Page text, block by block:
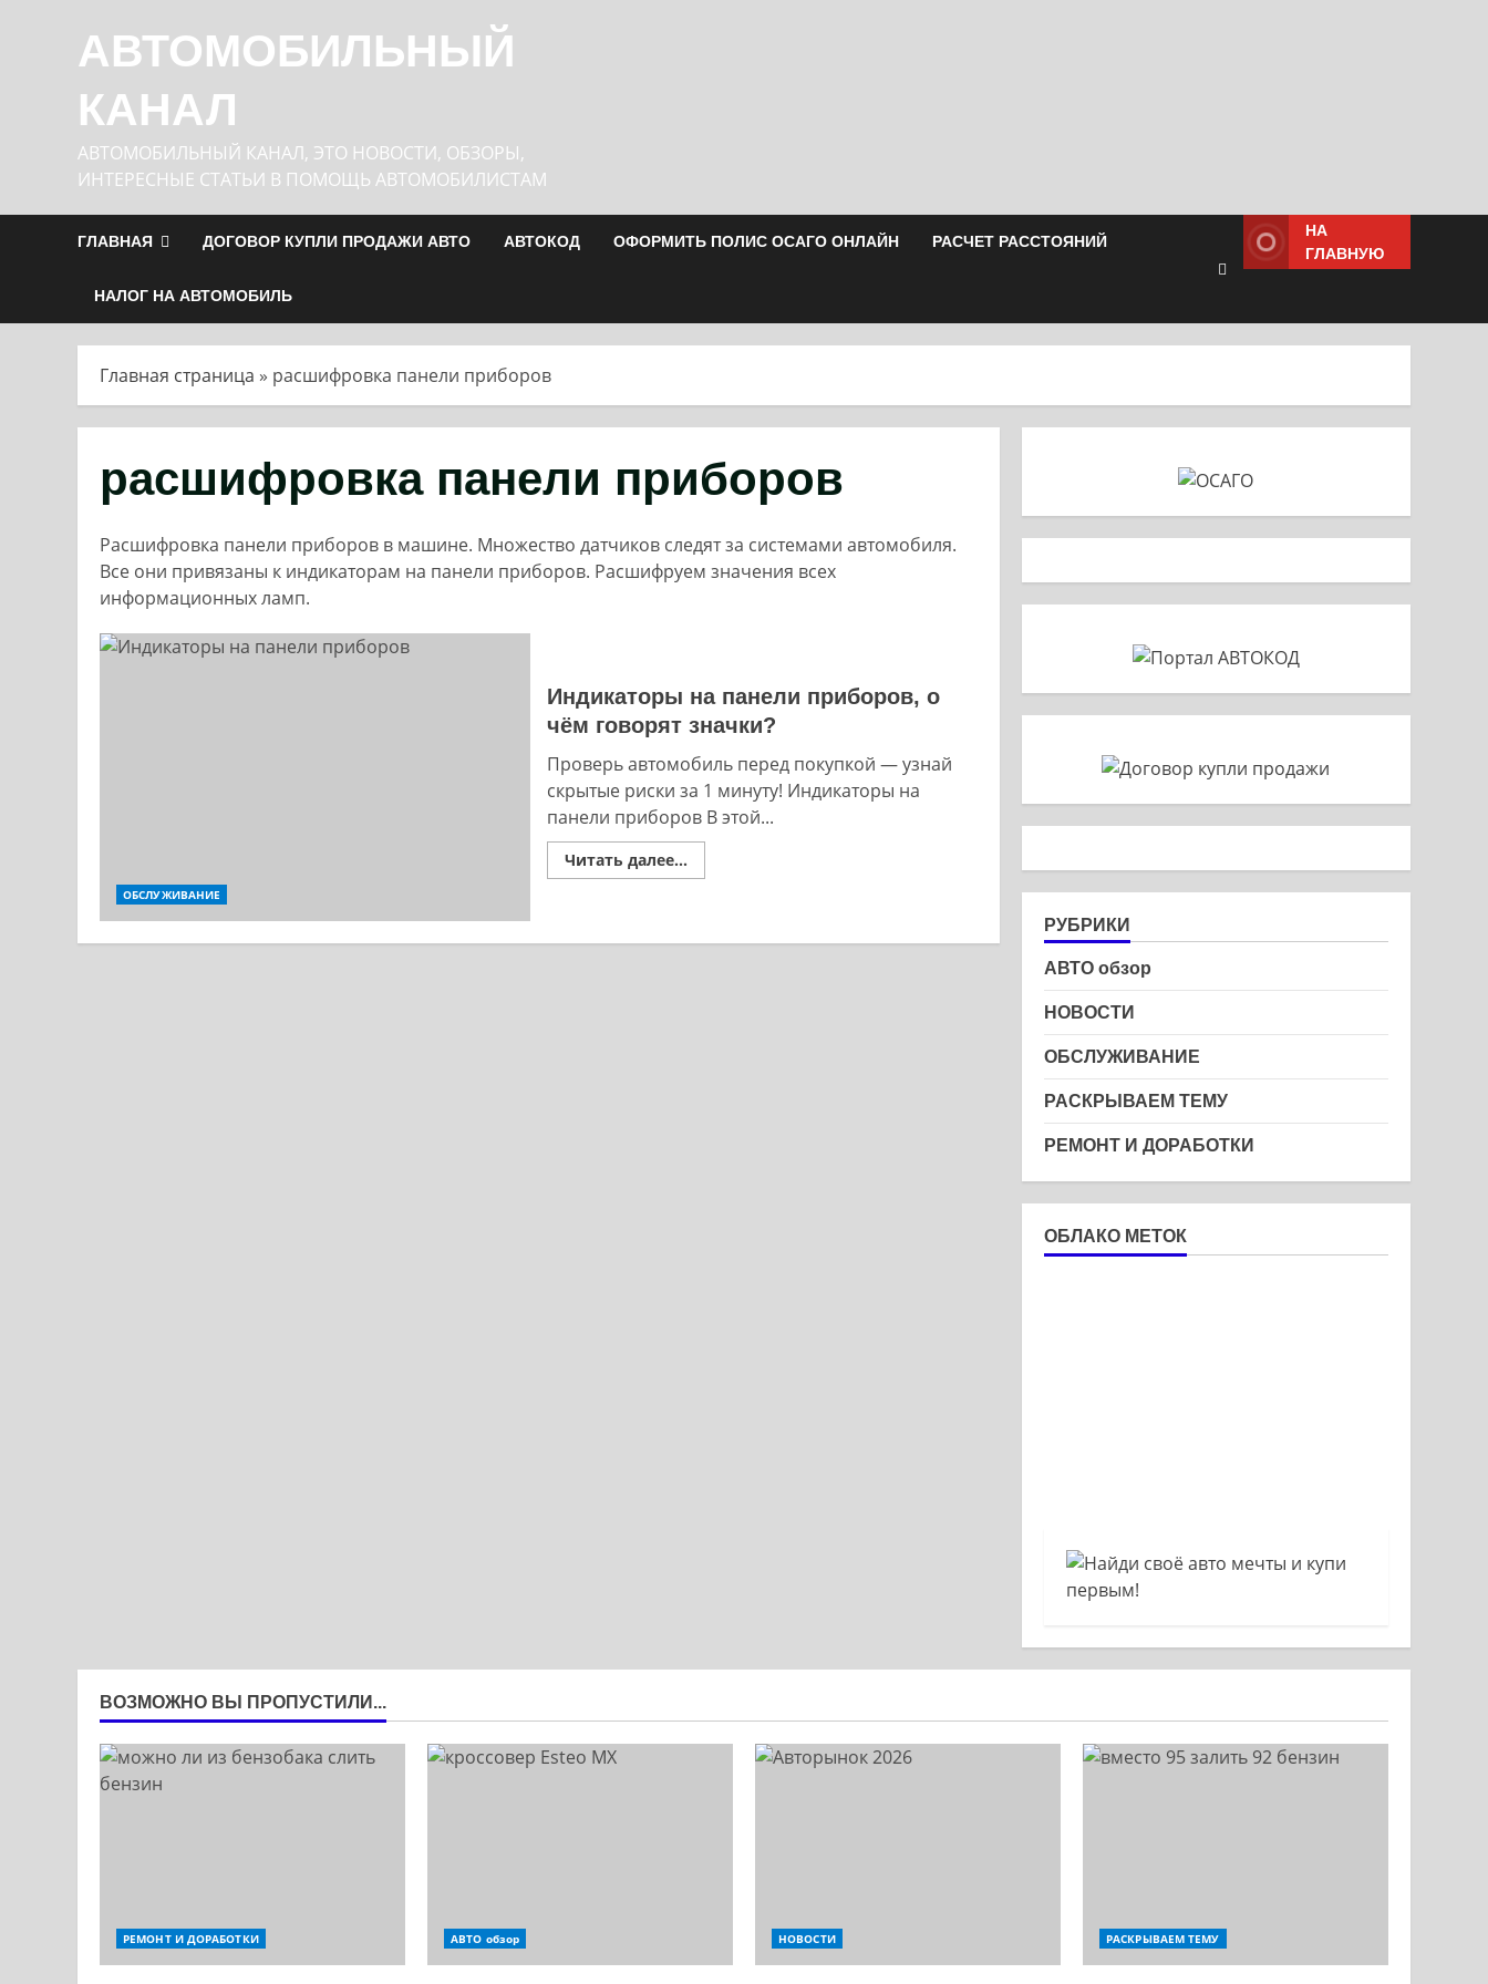
содержимомуАВТОМОБИЛЬНЫЙ
КАНАЛ
АВТОМОБИЛЬНЫЙ КАНАЛ, ЭТО НОВОСТИ, ОБЗОРЫ,
ИНТЕРЕСНЫЕ СТАТЬИ В ПОМОЩЬ АВТОМОБИЛИСТАМ
ГЛАВНАЯ ДОГОВОР КУПЛИ ПРОДАЖИ АВТО АВТОКОД ОФОРМИТЬ ПОЛИС ОСАГО ОНЛАЙН РАСЧЕТ РАССТОЯНИЙ
НАЛОГ НА АВТОМОБИЛЬ
НА
ГЛАВНУЮ
Главная страница » расшифровка панели приборов
расшифровка панели приборов
Расшифровка панели приборов в машине. Множество датчиков следят за системами автомобиля.
Все они привязаны к индикаторам на панели приборов. Расшифруем значения всех
информационных ламп.
ОБСЛУЖИВАНИЕ
Индикаторы на панели приборов, о
чём говорят значки?
Проверь автомобиль перед покупкой — узнай
скрытые риски за 1 минуту! Индикаторы на
панели приборов В этой...
Читать далее...Read
more
РУБРИКИ
АВТО обзор
НОВОСТИ
ОБСЛУЖИВАНИЕ
РАСКРЫВАЕМ ТЕМУ
РЕМОНТ И ДОРАБОТКИ
ОБЛАКО МЕТОК
ВОЗМОЖНО ВЫ ПРОПУСТИЛИ...
РЕМОНТ И ДОРАБОТКИ АВТО обзор НОВОСТИ РАСКРЫВАЕМ ТЕМУ